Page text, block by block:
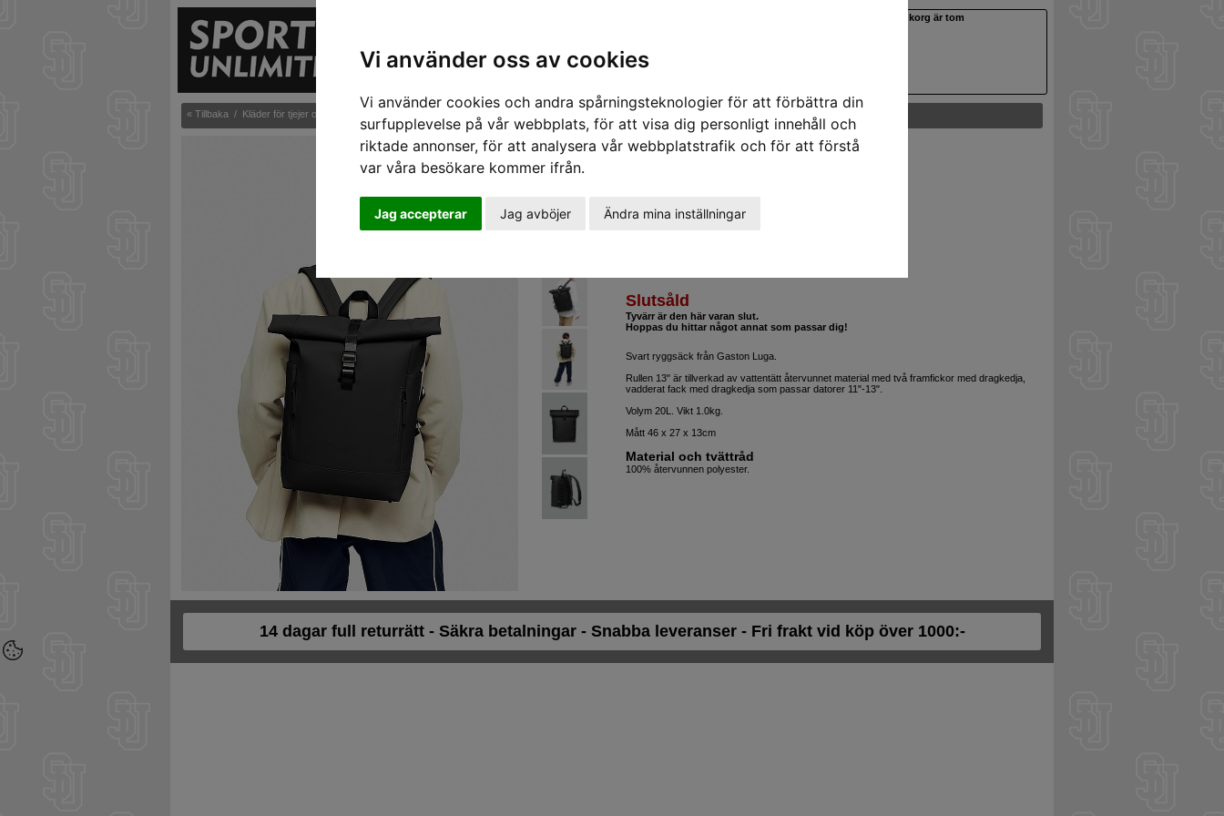
Vi använder oss av cookies
Vi använder cookies och andra spårningsteknologier för att förbättra din
surfupplevelse på vår webbplats, för att visa dig personligt innehåll och
riktade annonser, för att analysera vår webbplatstrafik och för att förstå
var våra besökare kommer ifrån.
Jag accepterar Jag avböjer Ändra mina inställningar
Din varukorg är tom
« Tillbaka / Kläder för tjejer och killar Gaston Luga Väskor Rullen 13 tum
Gaston Luga
Black
Slutsåld
Tyvärr är den här varan slut.
Hoppas du hittar något annat som passar dig!
Svart ryggsäck från Gaston Luga.
Rullen 13" är tillverkad av vattentätt återvunnet material med två framfickor med dragkedja,
vadderat fack med dragkedja som passar datorer 11"-13".
Volym 20L. Vikt 1.0kg.
Mått 46 x 27 x 13cm
Material och tvättråd
100% återvunnen polyester.
14 dagar full returrätt - Säkra betalningar - Snabba leveranser - Fri frakt vid köp över 1000:-